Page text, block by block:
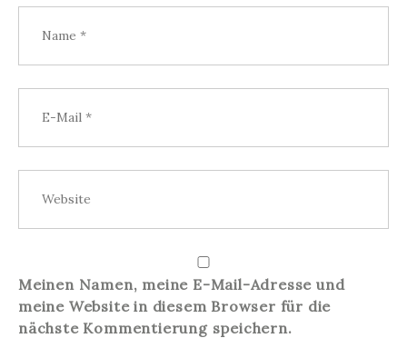
Meinen Namen, meine E-Mail-Adresse und
meine Website in diesem Browser für die
nächste Kommentierung speichern.